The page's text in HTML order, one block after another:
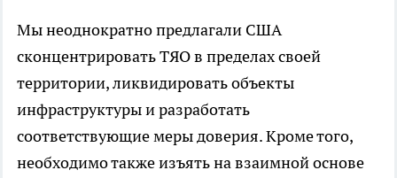
Мы неоднократно предлагали США
сконцентрировать ТЯО в пределах своей
территории, ликвидировать объекты
инфраструктуры и разработать
соответствующие меры доверия. Кроме того,
необходимо также изъять на взаимной основе